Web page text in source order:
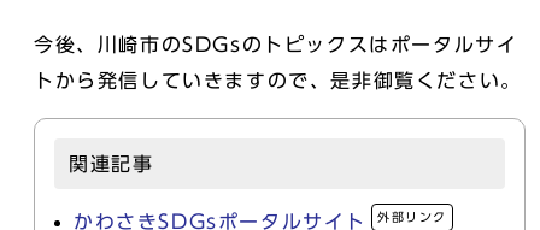
今後、川崎市のSDGsのトピックスはポータルサイ
トから発信していきますので、是非御覧ください。
関連記事
かわさきSDGsポータルサイト 外部リンク